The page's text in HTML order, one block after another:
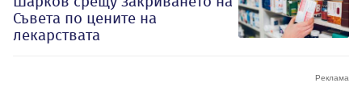
Съвета по цените на
лекарствата